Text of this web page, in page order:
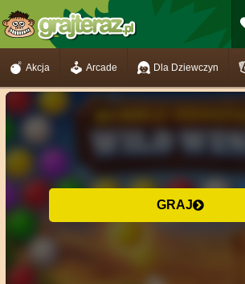
Akcja Arcade Dla Dziewczyn
GRAJ